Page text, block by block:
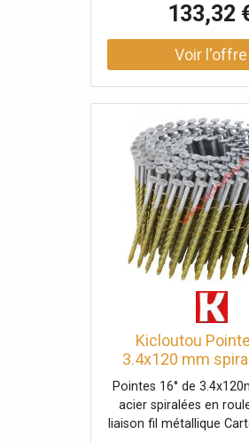
133,32
Kicloutou
3.4x120 mm
rouleaux plats fil
1800
Pointes 16° de
acier spiralées en
liaison fil métallique